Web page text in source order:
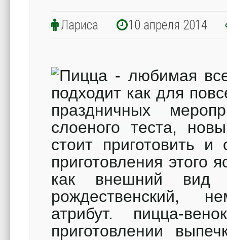
Лариса 10 апреля 2014